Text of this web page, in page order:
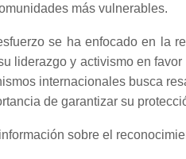
más vulnerables.
se ha enfocado en la
liderazgo y activismo en
internacionales busca
de garantizar su
sobre el